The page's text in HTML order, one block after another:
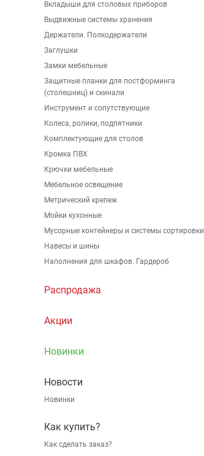
Вкладыши для столовых приборов
Выдвижные системы хранения
Держатели. Полкодержатели
Заглушки
Замки мебельные
Защитные планки для постформинга
(столешниц) и скинали
Инструмент и сопутствующие
Колеса, ролики, подпятники
Комплектующие для столов
Кромка ПВХ
Крючки мебельные
Мебельное освещение
Метрический крепеж
Мойки кухонные
Мусорные контейнеры и системы сортировки
Навесы и шины
Наполнения для шкафов. Гардероб
Распродажа
Акции
Новинки
Новости
Новинки
Как купить?
Как сделать заказ?